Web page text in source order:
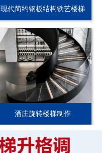
现代简约钢板结构铁艺楼梯
酒庄旋转楼梯制作